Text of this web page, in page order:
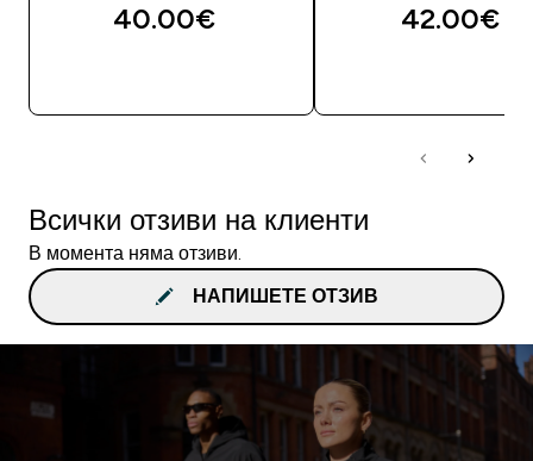
40.00€‎ 42.00€‎
Всички отзиви на клиенти
В момента няма отзиви.
НАПИШЕТЕ ОТЗИВ